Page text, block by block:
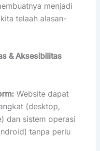
menjadi
telaah alasan-
& Aksesibilitas
Website dapat
(desktop,
dan sistem operasi
tanpa perlu